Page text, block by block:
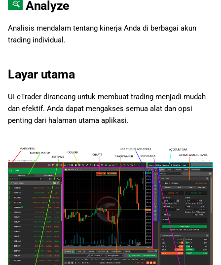
Analyze
Analisis mendalam tentang kinerja Anda di berbagai akun
trading individual.
Layar utama
UI cTrader dirancang untuk membuat trading menjadi mudah
dan efektif. Anda dapat mengakses semua alat dan opsi
penting dari halaman utama aplikasi.